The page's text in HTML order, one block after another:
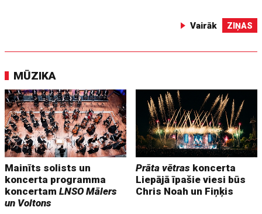
Vairāk ZIŅAS
MŪZIKA
Mainīts solists un
koncerta programma
koncertamLNSO Mālers
un Voltons
Prāta vētras koncerta
Liepājā īpašie viesi būs
Chris Noah un Fiņķis